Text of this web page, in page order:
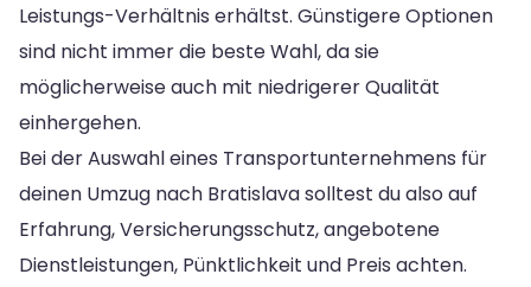
Leistungs-Verhältnis erhältst. Günstigere Optionen
sind nicht immer die beste Wahl, da sie
möglicherweise auch mit niedrigerer Qualität
einhergehen.
Bei der Auswahl eines Transportunternehmens für
deinen Umzug nach Bratislava solltest du also auf
Erfahrung, Versicherungsschutz, angebotene
Dienstleistungen, Pünktlichkeit und Preis achten.